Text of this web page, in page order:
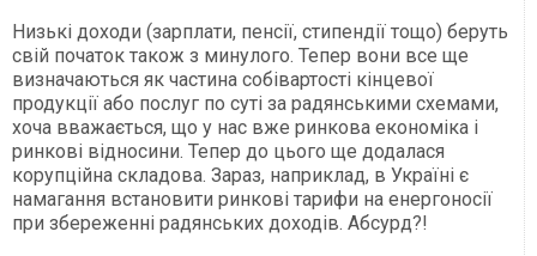
Низькі доходи (зарплати, пенсії, стипендії тощо) беруть
свій початок також з минулого. Тепер вони все ще
визначаються як частина собівартості кінцевої
продукції або послуг по суті за радянськими схемами,
хоча вважається, що у нас вже ринкова економіка і
ринкові відносини. Тепер до цього ще додалася
корупційна складова. Зараз, наприклад, в Україні є
намагання встановити ринкові тарифи на енергоносії
при збереженні радянських доходів. Абсурд?!